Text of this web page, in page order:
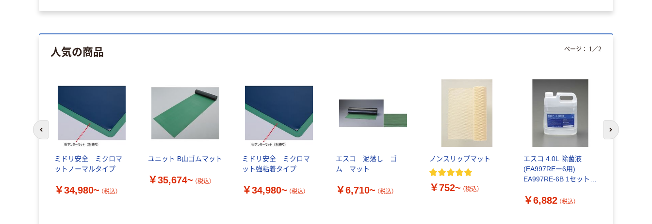
人気の商品
ミドリ安全 ミクロマ
ットノーマルタイプ
￥34,980~ （税込）
ユニット B山ゴムマット
￥35,674~ （税込）
ミドリ安全 ミクロマ
ット強粘着タイプ
￥34,980~ （税込）
エスコ 泥落し ゴ
ム マット
￥6,710~ （税込）
ノンスリップマット
￥752~ （税込）
エスコ 4.0L 除菌液
(EA997REー6用)
EA997RE-6B 1セット(3
￥6,882 （税込）
ページ： 1 ／2
前のスライドへ 次のスライド